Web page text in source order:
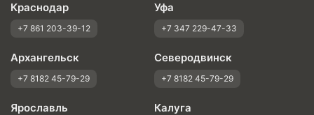
Краснодар
+7 861 203-39-12
Уфа
+7 347 229-47-33
Архангельск
+7 8182 45-79-29
Северодвинск
+7 8182 45-79-29
Ярославль Калуга